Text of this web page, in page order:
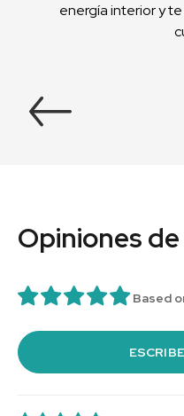
energía interior y
Opiniones
Based